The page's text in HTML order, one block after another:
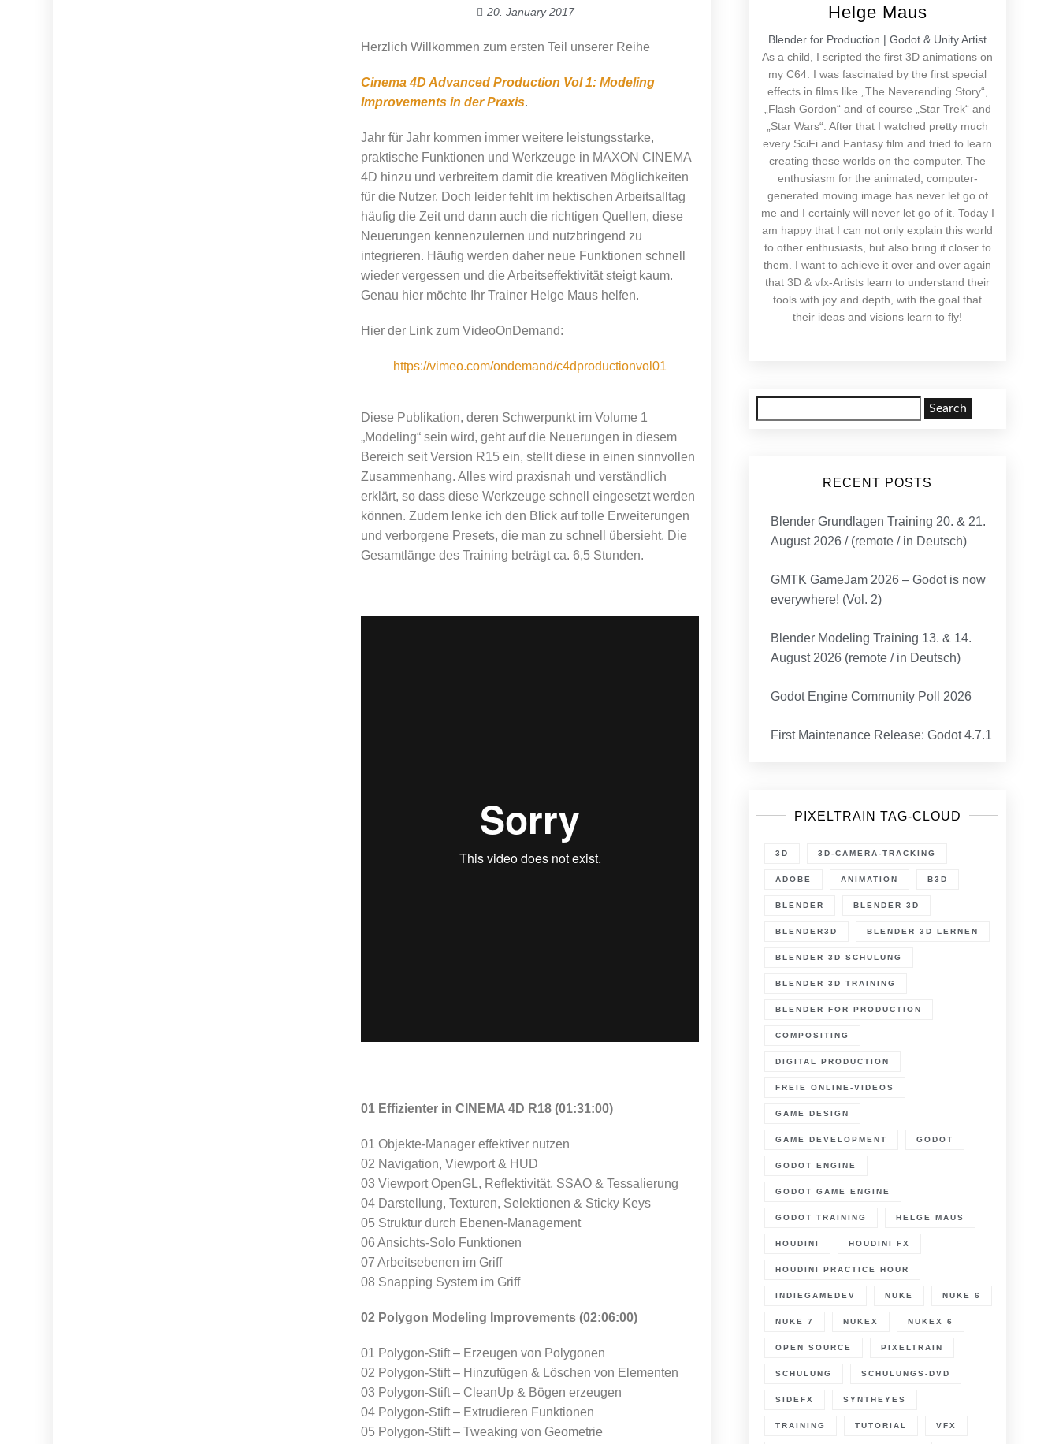
20. January 2017
Herzlich Willkommen zum ersten Teil unserer Reihe
Cinema 4D Advanced Production Vol 1: Modeling
Improvements in der Praxis.
Jahr für Jahr kommen immer weitere leistungsstarke,
praktische Funktionen und Werkzeuge in MAXON CINEMA
4D hinzu und verbreitern damit die kreativen Möglichkeiten
für die Nutzer. Doch leider fehlt im hektischen Arbeitsalltag
häufig die Zeit und dann auch die richtigen Quellen, diese
Neuerungen kennenzulernen und nutzbringend zu
integrieren. Häufig werden daher neue Funktionen schnell
wieder vergessen und die Arbeitseffektivität steigt kaum.
Genau hier möchte Ihr Trainer Helge Maus helfen.
Hier der Link zum VideoOnDemand:
https://vimeo.com/ondemand/c4dproductionvol01
Diese Publikation, deren Schwerpunkt im Volume 1
„Modeling“ sein wird, geht auf die Neuerungen in diesem
Bereich seit Version R15 ein, stellt diese in einen sinnvollen
Zusammenhang. Alles wird praxisnah und verständlich
erklärt, so dass diese Werkzeuge schnell eingesetzt werden
können. Zudem lenke ich den Blick auf tolle Erweiterungen
und verborgene Presets, die man zu schnell übersieht. Die
Gesamtlänge des Training beträgt ca. 6,5 Stunden.
01 Effizienter in CINEMA 4D R18 (01:31:00)
01 Objekte-Manager effektiver nutzen
02 Navigation, Viewport & HUD
03 Viewport OpenGL, Reflektivität, SSAO & Tessalierung
04 Darstellung, Texturen, Selektionen & Sticky Keys
05 Struktur durch Ebenen-Management
06 Ansichts-Solo Funktionen
07 Arbeitsebenen im Griff
08 Snapping System im Griff
02 Polygon Modeling Improvements (02:06:00)
01 Polygon-Stift – Erzeugen von Polygonen
02 Polygon-Stift – Hinzufügen & Löschen von Elementen
03 Polygon-Stift – CleanUp & Bögen erzeugen
04 Polygon-Stift – Extrudieren Funktionen
05 Polygon-Stift – Tweaking von Geometrie
Helge Maus
Blender for Production | Godot & Unity Artist
As a child, I scripted the first 3D animations on
my C64. I was fascinated by the first special
effects in films like „The Neverending Story“,
„Flash Gordon“ and of course „Star Trek“ and
„Star Wars“. After that I watched pretty much
every SciFi and Fantasy film and tried to learn
creating these worlds on the computer. The
enthusiasm for the animated, computer-
generated moving image has never let go of
me and I certainly will never let go of it. Today I
am happy that I can not only explain this world
to other enthusiasts, but also bring it closer to
them. I want to achieve it over and over again
that 3D & vfx-Artists learn to understand their
tools with joy and depth, with the goal that
their ideas and visions learn to fly!
for:
RECENT POSTS
Blender Grundlagen Training 20. & 21.
August 2026 / (remote / in Deutsch)
GMTK GameJam 2026 – Godot is now
everywhere! (Vol. 2)
Blender Modeling Training 13. & 14.
August 2026 (remote / in Deutsch)
Godot Engine Community Poll 2026
First Maintenance Release: Godot 4.7.1
PIXELTRAIN TAG-CLOUD
3D 3D-CAMERA-TRACKING
ADOBE ANIMATION B3D
BLENDER BLENDER 3D
BLENDER3D BLENDER 3D LERNEN
BLENDER 3D SCHULUNG
BLENDER 3D TRAINING
BLENDER FOR PRODUCTION
COMPOSITING
DIGITAL PRODUCTION
FREIE ONLINE-VIDEOS
GAME DESIGN
GAME DEVELOPMENT GODOT
GODOT ENGINE
GODOT GAME ENGINE
GODOT TRAINING HELGE MAUS
HOUDINI HOUDINI FX
HOUDINI PRACTICE HOUR
INDIEGAMEDEV NUKE NUKE 6
NUKE 7 NUKEX NUKEX 6
OPEN SOURCE PIXELTRAIN
SCHULUNG SCHULUNGS-DVD
SIDEFX SYNTHEYES
TRAINING TUTORIAL VFX